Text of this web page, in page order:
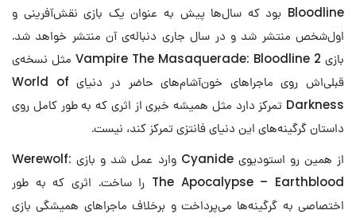
Bloodline بود که سال‌ها پیش به عنوان یک بازی نقش‌آفرینی و
اول‌شخص منتشر شد و در سال جاری دنباله‌ی آن منتشر خواهد شد.
بازی Vampire The Masaquerade: Bloodline 2 مثل نسخه‌ی
قبلی‌اش روی ماجراهای خون‌آشام‌های حاضر در دنیای World of
Darkness تمرکز دارد مثل همیشه خبری از اثری که به طور کامل روی
داستان گرگینه‌های این دنیای فانتزی تمرکز کند، نیست.
از همین رو استودیوی Cyanide وارد عمل شد و بازی Werewolf:
The Apocalypse – Earthblood را ساخت. اثری که به طور
اختصاصی به گرگینه‌ها می‌پرداخت و برخلاف ماجراهای همیشگی بازی